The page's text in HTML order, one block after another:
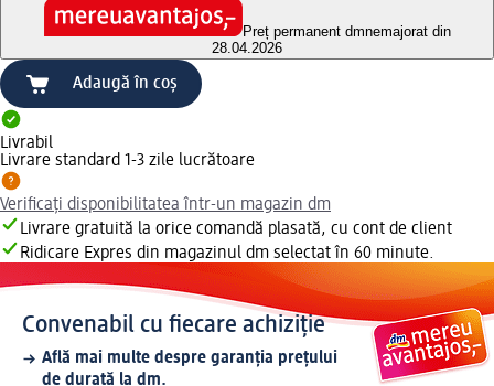
Preț permanent dmnemajorat din
28.04.2026
Adaugă în coș
Livrabil
Livrare standard 1-3 zile lucrătoare
Verificați disponibilitatea într-un magazin dm
Livrare gratuită la orice comandă plasată, cu cont de client
Ridicare Expres din magazinul dm selectat în 60 minute.
Convenabil cu fiecare achiziție
Află mai multe despre garanția prețului
de durată la dm.